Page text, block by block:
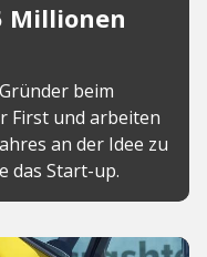
Millionen
beim
First und arbeiten
an der Idee zu
das Start-up.